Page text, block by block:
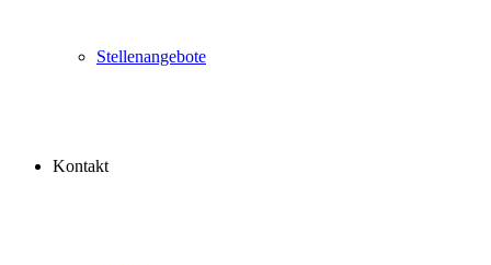
Stellenangebote
Kontakt